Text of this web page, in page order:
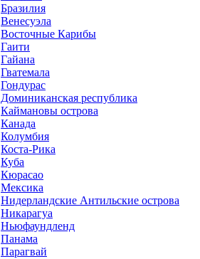
Бразилия
Венесуэла
Восточные Карибы
Гаити
Гайана
Гватемала
Гондурас
Доминиканская республика
Каймановы острова
Канада
Колумбия
Коста-Рика
Куба
Кюрасао
Мексика
Нидерландские Антильские острова
Никарагуа
Ньюфаундленд
Панама
Парагвай